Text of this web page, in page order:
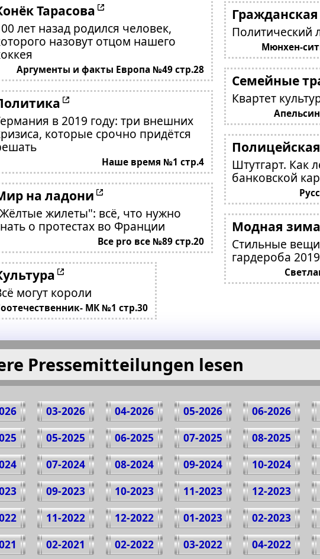
Тарасова
лет назад родился человек,
назовут отцом нашего
Аргументы и факты Европа №49 стр.28
в 2019 году: три внешних
которые срочно придётся
Наше время №1 стр.4
на ладони
жилеты": всё, что нужно
о протестах во Франции
Все pro все №89 стр.20
могут короли
МК №1 стр.30
Политический
Мюнхен-
Семейные
Квартет
Штутгарт. Как
банковской
Модная зима
Стильные
гардероба 2019
Pressemitteilungen lesen
06-2026
05-2026
04-2026
03-2026
08-2025
07-2025
06-2025
05-2025
10-2024
09-2024
08-2024
07-2024
12-2023
11-2023
10-2023
09-2023
02-2023
01-2023
12-2022
11-2022
04-2022
03-2022
02-2022
02-2021